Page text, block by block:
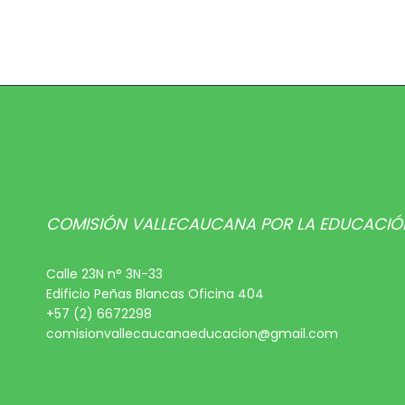
COMISIÓN VALLECAUCANA POR LA
Calle 23N n° 3N-33
Edificio Peñas Blancas Oficina 404
+57 (2) 6672298
comisionvallecaucanaeducacion@gmail.com